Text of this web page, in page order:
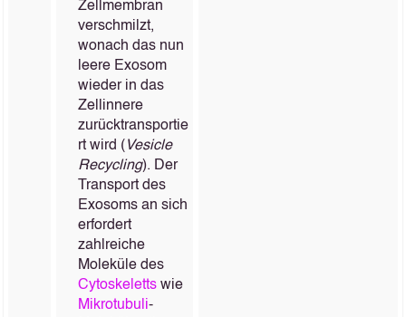
Zellmembran
verschmilzt,
wonach das nun
leere Exosom
wieder in das
Zellinnere
zurücktransportie
rt wird ( Vesicle
Recycling). Der
Transport des
Exosoms an sich
erfordert
zahlreiche
Moleküle des
Cytoskelettswie
Mikrotubuli-